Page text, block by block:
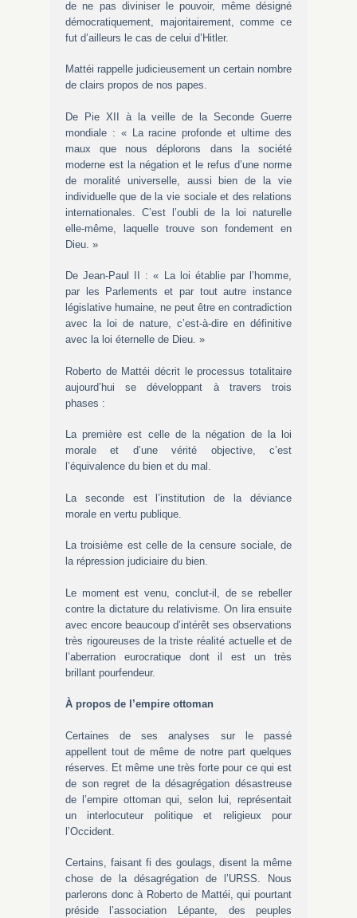
de ne pas diviniser le pouvoir, même désigné
démocratiquement, majoritairement, comme ce
fut d’ailleurs le cas de celui d’Hitler.
Mattéi rappelle judicieusement un certain nombre
de clairs propos de nos papes.
De Pie XII à la veille de la Seconde Guerre
mondiale : « La racine profonde et ultime des
maux que nous déplorons dans la société
moderne est la négation et le refus d’une norme
de moralité universelle, aussi bien de la vie
individuelle que de la vie sociale et des relations
internationales. C’est l’oubli de la loi naturelle
elle-même, laquelle trouve son fondement en
Dieu. »
De Jean-Paul II : « La loi établie par l’homme,
par les Parlements et par tout autre instance
législative humaine, ne peut être en contradiction
avec la loi de nature, c’est-à-dire en définitive
avec la loi éternelle de Dieu. »
Roberto de Mattéi décrit le processus totalitaire
aujourd’hui se développant à travers trois
phases :
La première est celle de la négation de la loi
morale et d’une vérité objective, c’est
l’équivalence du bien et du mal.
La seconde est l’institution de la déviance
morale en vertu publique.
La troisième est celle de la censure sociale, de
la répression judiciaire du bien.
Le moment est venu, conclut-il, de se rebeller
contre la dictature du relativisme. On lira ensuite
avec encore beaucoup d’intérêt ses observations
très rigoureuses de la triste réalité actuelle et de
l’aberration eurocratique dont il est un très
brillant pourfendeur.
À propos de l’empire ottoman
Certaines de ses analyses sur le passé
appellent tout de même de notre part quelques
réserves. Et même une très forte pour ce qui est
de son regret de la désagrégation désastreuse
de l’empire ottoman qui, selon lui, représentait
un interlocuteur politique et religieux pour
l’Occident.
Certains, faisant fi des goulags, disent la même
chose de la désagrégation de l’URSS. Nous
parlerons donc à Roberto de Mattéi, qui pourtant
préside l’association Lépante, des peuples